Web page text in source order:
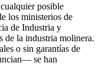
posible
los ministerios de
de Industria y
de la industria molinera.
o sin garantías de
se han